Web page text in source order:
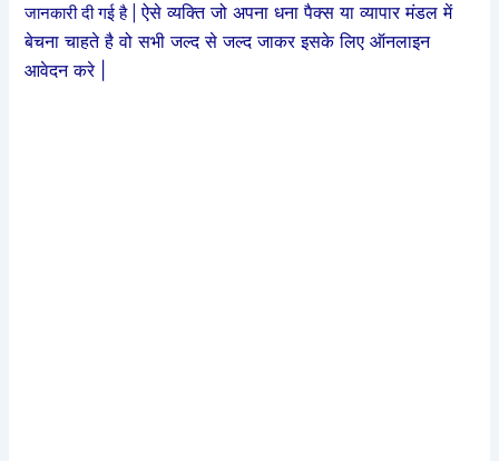
जानकारी दी गई है |ऐसे व्यक्ति जो अपना धना पैक्स या व्यापार मंडल में
बेचना चाहते है वो सभी जल्द से जल्द जाकर इसके लिए ऑनलाइन
आवेदन करे |